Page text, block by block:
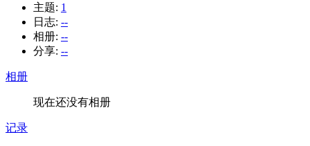
主题: 1
日志: --
相册: --
分享: --
相册
现在还没有相册
记录